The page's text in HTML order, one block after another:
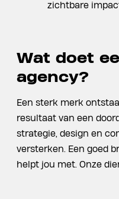
zichtbare
Wat doet
agency?
Een sterk merk
resultaat van een
strategie, design en
versterken. Een goed
helpt jou met. Onze